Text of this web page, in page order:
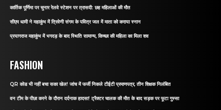
कार्तिक पूर्णिमा पर चुनार रेलवे स्टेशन पर त्रासदी: छह महिलाओं की मौत
सीएम धामी ने महाकुंभ में त्रिवेणी संगम के पवित्र जल में माता को कराया स्नान
प्रयागराज महाकुंभ में भगदड़ के बाद स्थिति सामान्य, किच्छा की महिला का मिला शव
FASHION
QR कोड भी नहीं बचा सका खेल! जांच में फर्जी निकले टीईटी प्रमाणपत्र, तीन शिक्षक निलंबित
वन टीम के पीछा करने के दौरान दर्दनाक हादसा! ट्रैक्टर चालक की मौत के बाद सड़क पर फूटा गुस्सा